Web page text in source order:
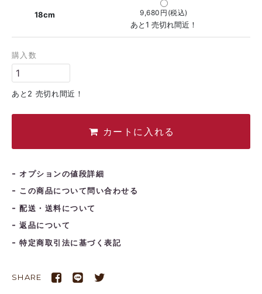
オプションの値段詳細
この商品について問い合わせる
配送・送料について
返品について
特定商取引法に基づく表記
SHARE
18cm 9,680円(税込)
あと1 売切れ間近！
購入数
あと2 売切れ間近！
カートに入れる